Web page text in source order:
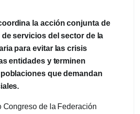
la acción conjunta de
de servicios del sector de la
para evitar las crisis
entidades y terminen
que demandan
Congreso de la Federación